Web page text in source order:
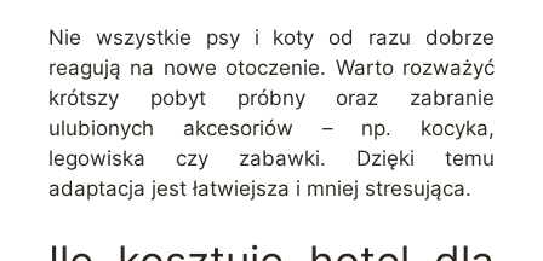
Nie wszystkie psy i koty od razu dobrze
reagują na nowe otoczenie. Warto rozważyć
krótszy pobyt próbny oraz zabranie
ulubionych akcesoriów – np. kocyka,
legowiska czy zabawki. Dzięki temu
adaptacja jest łatwiejsza i mniej stresująca.